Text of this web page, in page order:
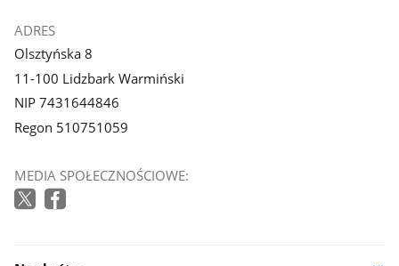
ADRES
Olsztyńska 8
11-100 Lidzbark Warmiński
NIP 7431644846
Regon 510751059
MEDIA SPOŁECZNOŚCIOWE: